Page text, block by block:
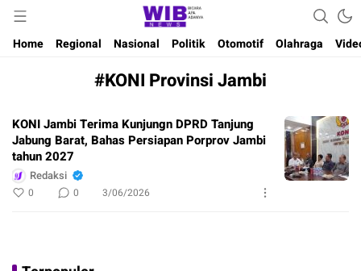
Wibnews
Waktu Indonesia Bicara
Home
Regional Nasional Politik Otomotif Olahraga
#KONI Provinsi Jambi
KONI Jambi Terima Kunjungn DPRD Tanjung
Jabung Barat, Bahas Persiapan Porprov Jambi
tahun 2027
Redaksi
0 0 3/06/2026